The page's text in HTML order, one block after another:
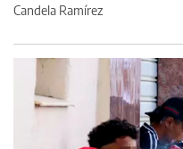
Candela Ramírez